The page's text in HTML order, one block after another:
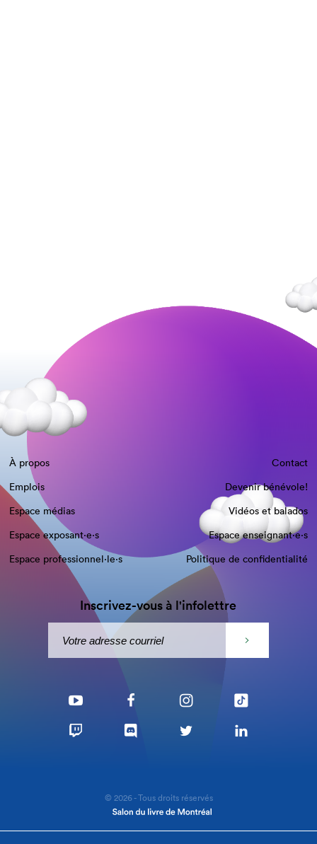
À propos
Contact
Emplois
Devenir bénévole!
Espace médias
Vidéos et balados
Espace exposant·e⋅s
Espace enseignant·e⋅s
Espace professionnel·le⋅s
Politique de confidentialité
Inscrivez-vous à l'infolettre
© 2026 - Tous droits réservés